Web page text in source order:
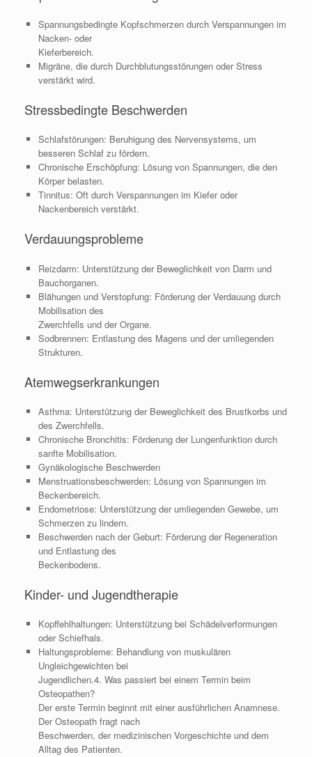
Spannungsbedingte Kopfschmerzen durch Verspannungen im
Nacken- oder
Kieferbereich.
Migräne, die durch Durchblutungsstörungen oder Stress
verstärkt wird.
Stressbedingte Beschwerden
Schlafstörungen: Beruhigung des Nervensystems, um
besseren Schlaf zu fördern.
Chronische Erschöpfung: Lösung von Spannungen, die den
Körper belasten.
Tinnitus: Oft durch Verspannungen im Kiefer oder
Nackenbereich verstärkt.
Verdauungsprobleme
Reizdarm: Unterstützung der Beweglichkeit von Darm und
Bauchorganen.
Blähungen und Verstopfung: Förderung der Verdauung durch
Mobilisation des
Zwerchfells und der Organe.
Sodbrennen: Entlastung des Magens und der umliegenden
Strukturen.
Atemwegserkrankungen
Asthma: Unterstützung der Beweglichkeit des Brustkorbs und
des Zwerchfells.
Chronische Bronchitis: Förderung der Lungenfunktion durch
sanfte Mobilisation.
Gynäkologische Beschwerden
Menstruationsbeschwerden: Lösung von Spannungen im
Beckenbereich.
Endometriose: Unterstützung der umliegenden Gewebe, um
Schmerzen zu lindern.
Beschwerden nach der Geburt: Förderung der Regeneration
und Entlastung des
Beckenbodens.
Kinder- und Jugendtherapie
Kopffehlhaltungen: Unterstützung bei Schädelverformungen
oder Schiefhals.
Haltungsprobleme: Behandlung von muskulären
Ungleichgewichten bei
Jugendlichen.4. Was passiert bei einem Termin beim
Osteopathen?
Der erste Termin beginnt mit einer ausführlichen Anamnese.
Der Osteopath fragt nach
Beschwerden, der medizinischen Vorgeschichte und dem
Alltag des Patienten.